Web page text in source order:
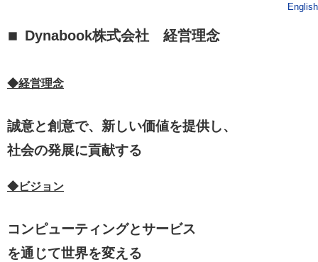
English
Dynabook株式会社 経営理念
◆経営理念
誠意と創意で、新しい価値を提供し、
社会の発展に貢献する
◆ビジョン
コンピューティングとサービス
を通じて世界を変える